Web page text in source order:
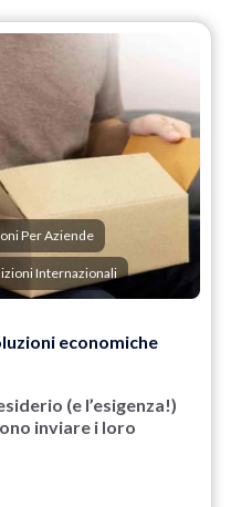
Per Aziende
Internazionali
economiche
(e l’esigenza!)
inviare i loro